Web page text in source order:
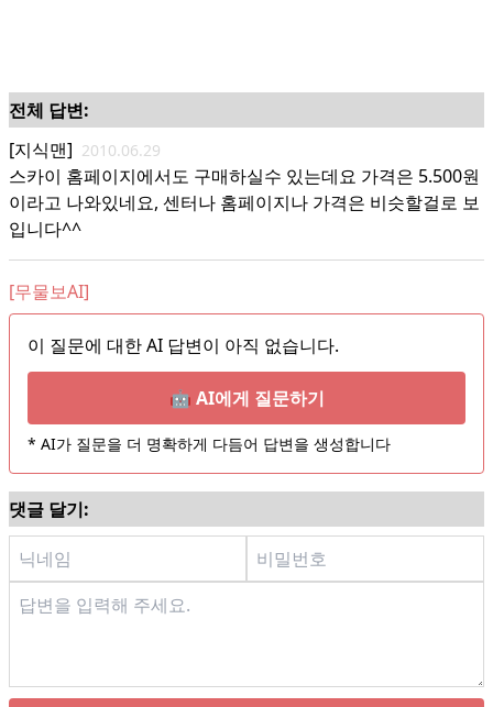
전체 답변:
[지식맨] 2010.06.29
스카이 홈페이지에서도 구매하실수 있는데요 가격은 5.500원
이라고 나와있네요, 센터나 홈페이지나 가격은 비슷할걸로 보
입니다^^
[무물보AI]
이 질문에 대한 AI 답변이 아직 없습니다.
🤖 AI에게 질문하기
* AI가 질문을 더 명확하게 다듬어 답변을 생성합니다
댓글 달기: